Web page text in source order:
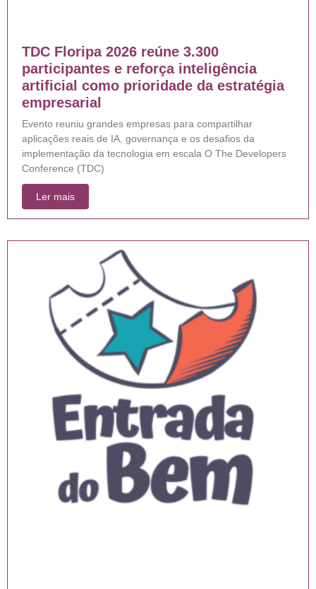
TDC Floripa 2026 reúne 3.300
participantes e reforça inteligência
artificial como prioridade da estratégia
empresarial
Evento reuniu grandes empresas para compartilhar
aplicações reais de IA, governança e os desafios da
implementação da tecnologia em escala O The Developers
Conference (TDC)
Ler mais